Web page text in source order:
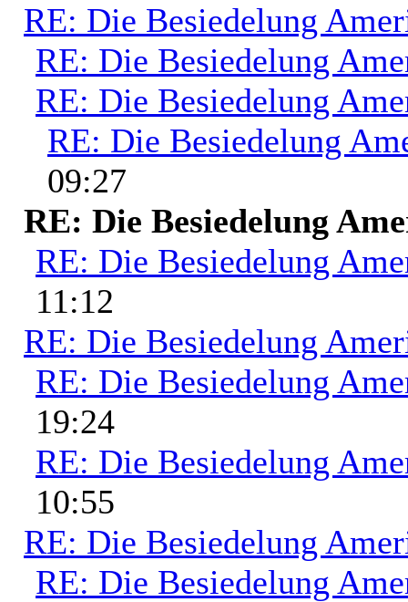
RE: Die Besiedelung
RE: Die Besiedelung
RE: Die Besiedelung
RE: Die Besiedelung
09:27
RE: Die Besiedelung
RE: Die Besiedelung
11:12
RE: Die Besiedelung
RE: Die Besiedelung
19:24
RE: Die Besiedelung
10:55
RE: Die Besiedelung
RE: Die Besiedelung